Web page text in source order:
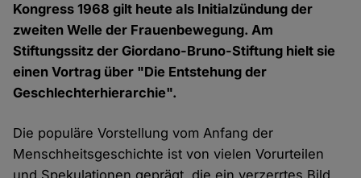
Kongress 1968 gilt heute als Initialzündung der
zweiten Welle der Frauenbewegung. Am
Stiftungssitz der Giordano-Bruno-Stiftung hielt sie
einen Vortrag über "Die Entstehung der
Geschlechterhierarchie".
Die populäre Vorstellung vom Anfang der
Menschheitsgeschichte ist von vielen Vorurteilen